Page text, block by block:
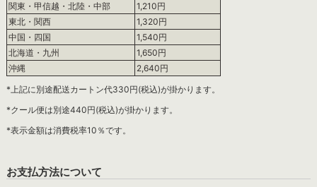
関東・甲信越・北陸・中部
1,210円
東北・関西
1,320円
中国・四国
1,540円
北海道・九州
1,650円
沖縄
2,640円
*上記に別途配送カートン代330円(税込)が掛かります。
*クール便は別途440円(税込)が掛かります。
*表示金額は消費税率10％です。
お支払方法について